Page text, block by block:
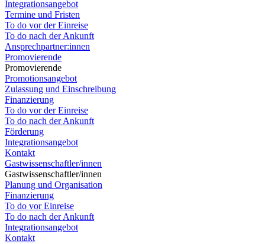
Integrationsangebot
Termine und Fristen
To do vor der Einreise
To do nach der Ankunft
Ansprechpartner:innen
Promovierende
Promovierende
Promotionsangebot
Zulassung und Einschreibung
Finanzierung
To do vor der Einreise
To do nach der Ankunft
Förderung
Integrationsangebot
Kontakt
Gastwissenschaftler/innen
Gastwissenschaftler/innen
Planung und Organisation
Finanzierung
To do vor Einreise
To do nach der Ankunft
Integrationsangebot
Kontakt